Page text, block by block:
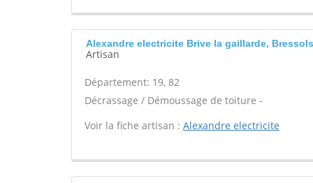
Alexandre electricite Brive la gaillarde, Bressols
Artisan
Département: 19, 82
Décrassage / Démoussage de toiture -
Voir la fiche artisan : Alexandre electricite